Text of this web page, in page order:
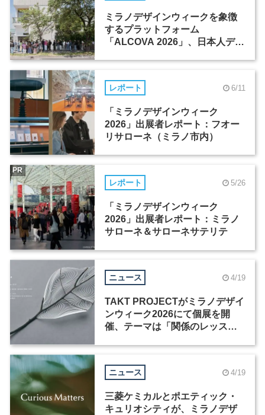
ミラノデザインウィークを象徴
するプラットフォーム
「ALCOVA 2026」、日本人デザ
レポート 6/11
「ミラノデザインウィーク
2026」出展者レポート：フオー
リサローネ（ミラノ市内）
レポート 5/26
「ミラノデザインウィーク
2026」出展者レポート：ミラノ
サローネ＆サローネサテリテ
PR
ニュース 4/19
TAKT PROJECTがミラノデザイ
ンウィーク2026にて個展を開
催、テーマは「関係のレッス
ニュース 4/19
三菱ケミカルとポエティック・
キュリオシティが、ミラノデザ